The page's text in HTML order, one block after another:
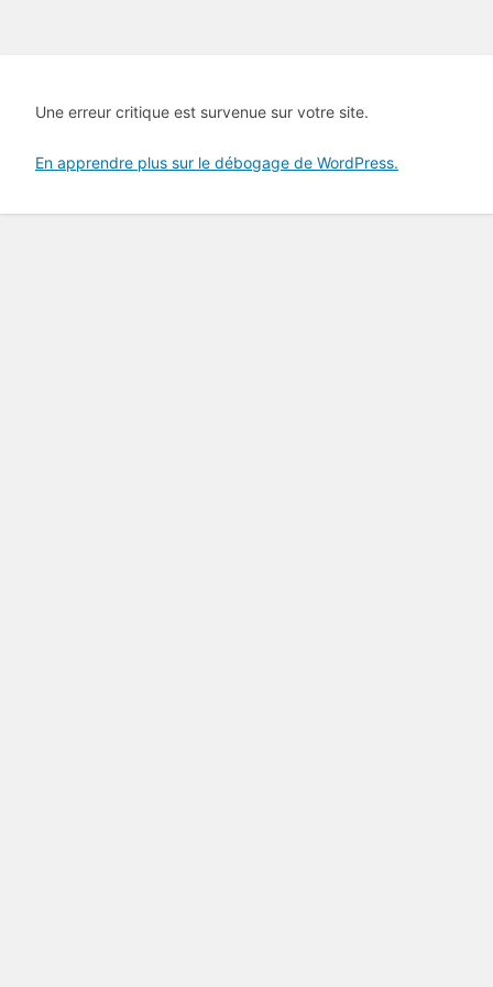
Une erreur critique est survenue sur votre site.
En apprendre plus sur le débogage de WordPress.